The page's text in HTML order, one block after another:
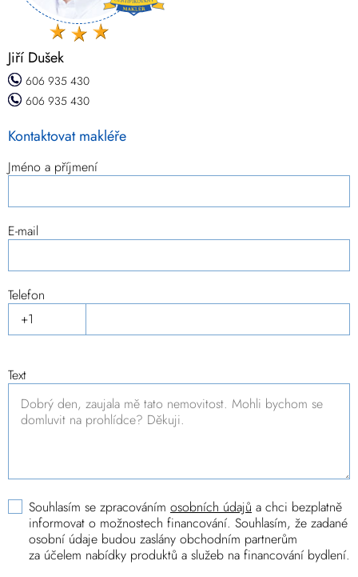
Jiří Dušek
606 935 430
606 935 430
Kontaktovat makléře
Jméno a příjmení
E-mail
Telefon
Text
Souhlasím se zpracováním osobních údajů a chci bezplatně
informovat o možnostech financování. Souhlasím, že zadané
osobní údaje budou zaslány obchodním partnerům
za účelem nabídky produktů a služeb na financování bydlení.